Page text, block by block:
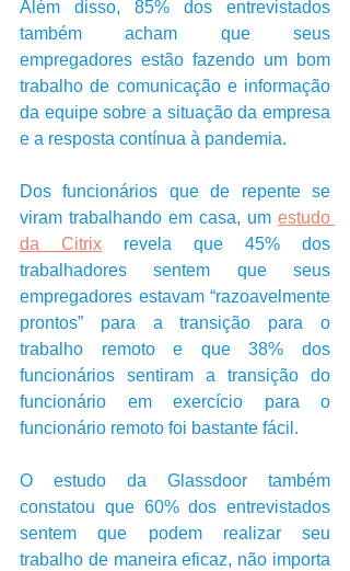
Além disso, 85% dos entrevistados
também acham que seus
empregadores estão fazendo um bom
trabalho de comunicação e informação
da equipe sobre a situação da empresa
e a resposta contínua à pandemia.
Dos funcionários que de repente se
viram trabalhando em casa, um estudo
da Citrix revela que 45% dos
trabalhadores sentem que seus
empregadores estavam “razoavelmente
prontos” para a transição para o
trabalho remoto e que 38% dos
funcionários sentiram a transição do
funcionário em exercício para o
funcionário remoto foi bastante fácil.
O estudo da Glassdoor também
constatou que 60% dos entrevistados
sentem que podem realizar seu
trabalho de maneira eficaz, não importa